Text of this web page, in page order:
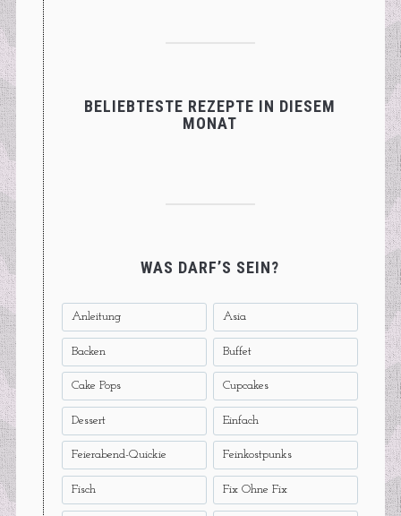
BELIEBTESTE REZEPTE IN DIESEM
MONAT
WAS DARF’S SEIN?
Anleitung Asia
Backen Buffet
Cake Pops Cupcakes
Dessert Einfach
Feierabend-Quickie Feinkostpunks
Fisch Fix Ohne Fix